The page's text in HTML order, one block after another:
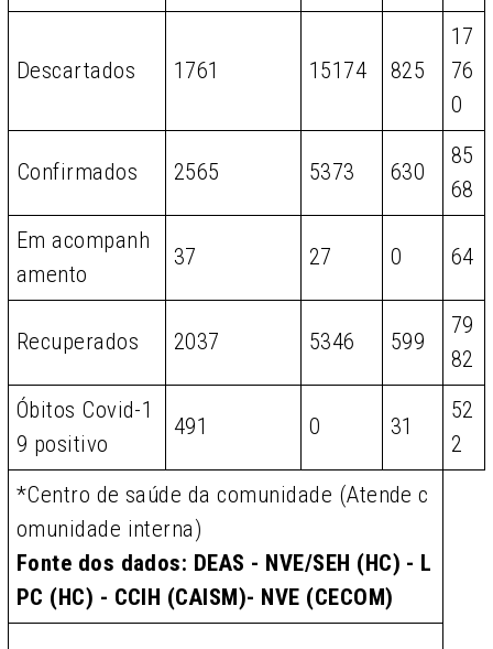
Descartados 1761 15174 825
17
76
0
Confirmados 2565 5373 630
85
68
Em acompanh
amento
37 27 0 64
Recuperados 2037 5346 599
79
82
Óbitos Covid-1
9 positivo
491 0 31
52
2
*Centro de saúde da comunidade (Atende c
omunidade interna)
Fonte dos dados: DEAS - NVE/SEH (HC) - L
PC (HC) - CCIH (CAISM)- NVE (CECOM)